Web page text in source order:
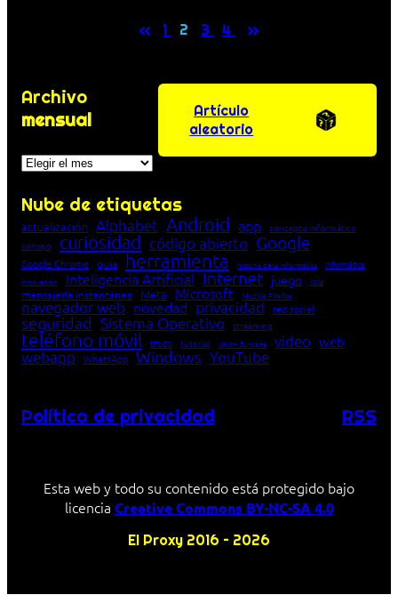
« 1 2 3 4 »
Archivo
mensual
Archivos
Artículo
aleatorio
Nube de etiquetas
actualización Alphabet Android app concepto informático
consejo
curiosidad código abierto Google
Google Chrome guía herramienta historia de la Informática Informática
innovación Inteligencia Artificial Internet juego lista
mensajería instantánea Meta Microsoft Mozilla Firefox
navegador web novedad privacidad red social
seguridad Sistema Operativo streaming
teléfono móvil truco tutorial Unión Europea vídeo web
webapp WhatsApp Windows YouTube
Política de privacidad RSS
Esta web y todo su contenido está protegido bajo
licencia Creative Commons BY-NC-SA 4.0
El Proxy 2016 – 2026